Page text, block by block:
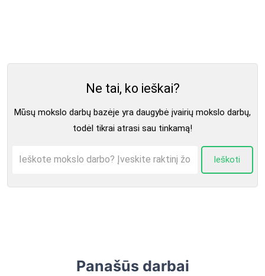
Ne tai, ko ieškai?
Mūsų mokslo darbų bazėje yra daugybė įvairių mokslo darbų,
todėl tikrai atrasi sau tinkamą!
Ieškoti
Panašūs darbai